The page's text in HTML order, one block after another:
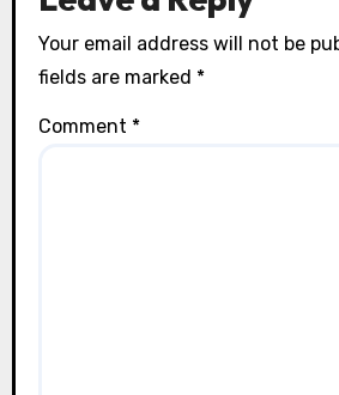
Your email address will not be
fields are marked *
Comment *